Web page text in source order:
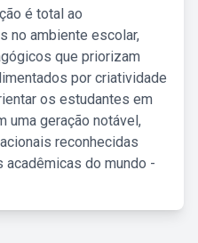
é total ao
no ambiente escolar,
que priorizam
por criatividade
os estudantes em
uma geração notável,
reconhecidas
do mundo -